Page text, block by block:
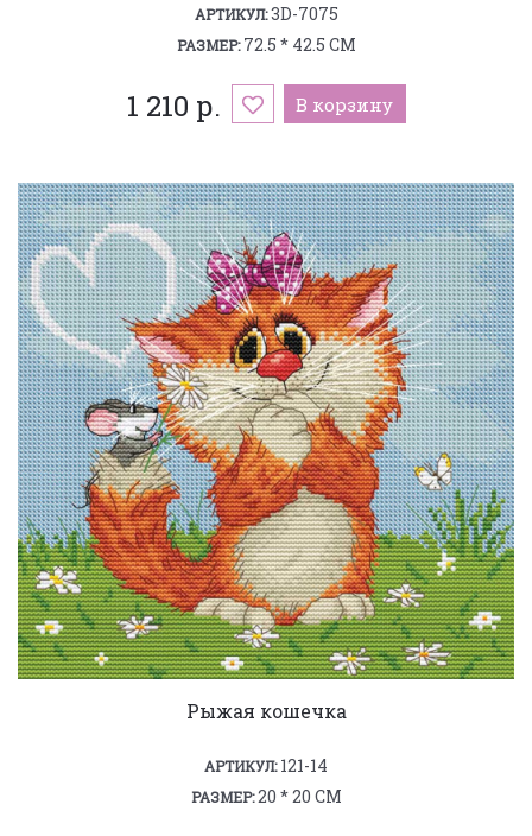
АРТИКУЛ:3D-7075
РАЗМЕР:72.5 * 42.5 СМ
1 210 р. В корзину
Рыжая кошечка
АРТИКУЛ:121-14
РАЗМЕР:20 * 20 СМ